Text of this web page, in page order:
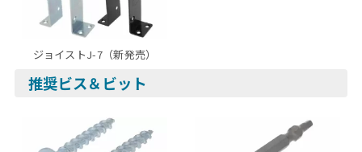
ジョイストJ-7（新発売）
推奨ビス＆ビット